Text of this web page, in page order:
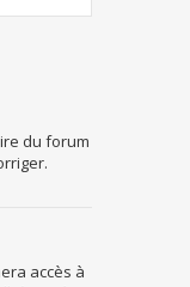
du forum
accès à